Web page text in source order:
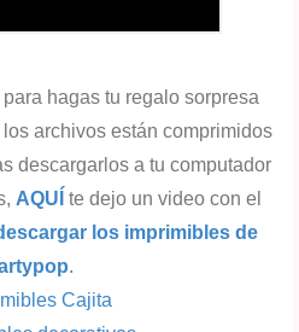
hagas tu regalo sorpresa
archivos están comprimidos
descargarlos a tu computador
AQUÍ te dejo un video con el
los imprimibles de
.
Cajita